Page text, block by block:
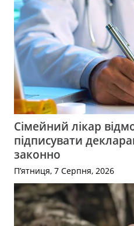
Сімейний лікар
підписувати
законно
П’ятниця, 7 Серпня, 2026